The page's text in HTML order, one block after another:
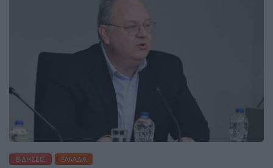
ΕΙΔΉΣΕΙΣ ΕΛΛΆΔΑ